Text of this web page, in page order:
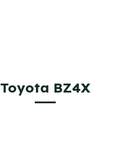
Toyota BZ4X